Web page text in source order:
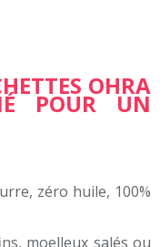
OHRA
POUR UN
zéro huile, 100%
moelleux salés ou